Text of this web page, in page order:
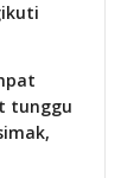
tunggu